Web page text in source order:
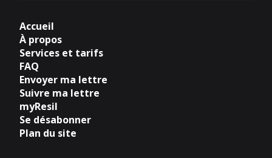
Accueil
À propos
Services et tarifs
FAQ
Envoyer ma lettre
Suivre ma lettre
myResil
Se désabonner
Plan du site